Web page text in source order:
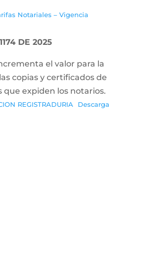
Notariales – Vigencia
DE 2025
el valor para la
copias y certificados de
que expiden los notarios.
REGISTRADURIA Descarga